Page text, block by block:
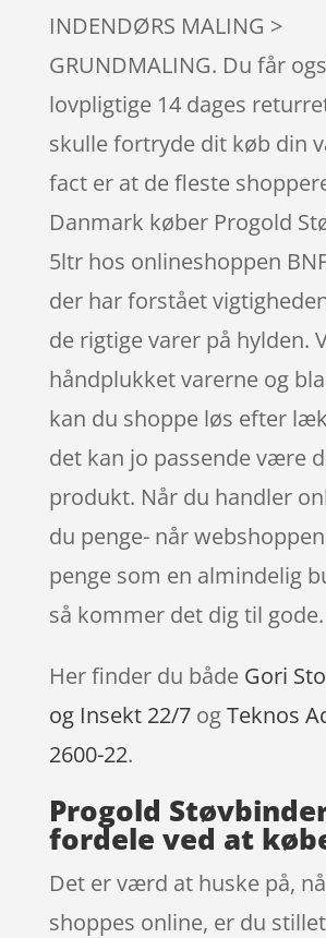
INDENDØRS MALING >
GRUNDMALING. Du får
lovpligtige 14 dages
skulle fortryde dit køb din
fact er at de fleste
Danmark køber Progold
5ltr hos onlineshoppen
der har forstået
de rigtige varer på hylden.
håndplukket varerne og
kan du shoppe løs efter
det kan jo passende være
produkt. Når du handler
du penge- når
penge som en almindelig
så kommer det dig til gode.
Her finder du både Gori
og Insekt 22/7ogTeknos
2600-22.
Progold
fordele ved at
Det er værd at huske på,
shoppes online, er du